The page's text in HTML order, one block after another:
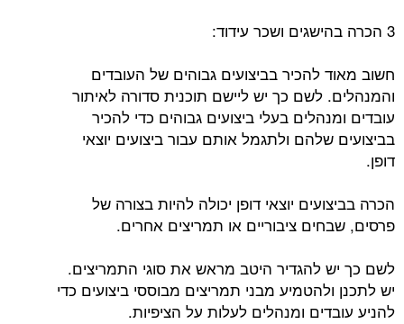
3 הכרה בהישגים ושכר עידוד:
חשוב מאוד להכיר בביצועים גבוהים של העובדים
והמנהלים. לשם כך יש ליישם תוכנית סדורה לאיתור
עובדים ומנהלים בעלי ביצועים גבוהים כדי להכיר
בביצועים שלהם ולתגמל אותם עבור ביצועים יוצאי
דופן.
הכרה בביצועים יוצאי דופן יכולה להיות בצורה של
פרסים, שבחים ציבוריים או תמריצים אחרים.
לשם כך יש להגדיר היטב מראש את סוגי התמריצים.
יש לתכנן ולהטמיע מבני תמריצים מבוססי ביצועים כדי
להניע עובדים ומנהלים לעלות על הציפיות.